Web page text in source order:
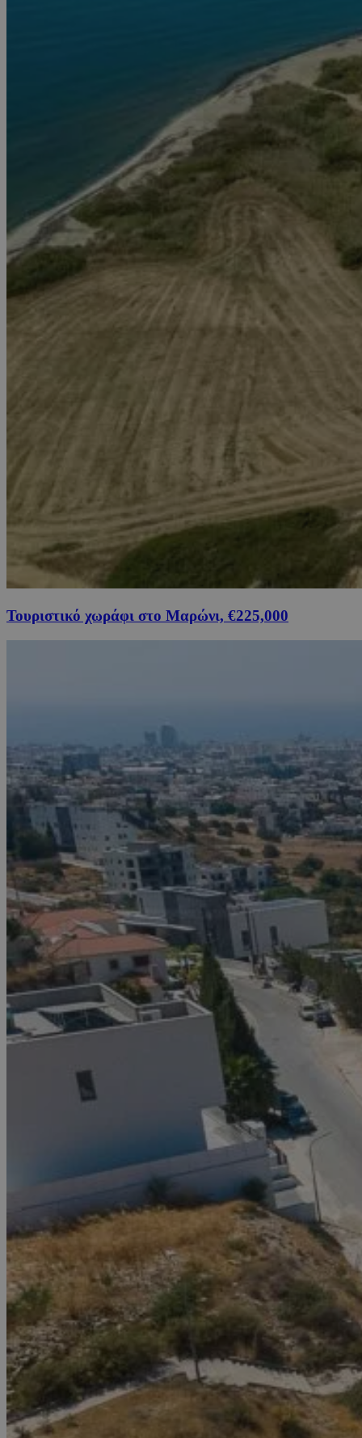
Τουριστικό χωράφι στο Μαρώνι, €225,000